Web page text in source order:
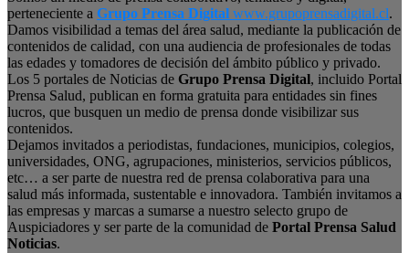
perteneciente a Grupo Prensa Digital www.grupoprensadigital.cl.
Damos visibilidad a temas del área salud, mediante la publicación de
contenidos de calidad, con una audiencia de profesionales de todas
las edades y tomadores de decisión del ámbito público y privado.
Los 5 portales de Noticias de Grupo Prensa Digital, incluido Portal
Prensa Salud, publican en forma gratuita para entidades sin fines
lucros, que busquen un medio de prensa donde visibilizar sus
contenidos.
Dejamos invitados a periodistas, fundaciones, municipios, colegios,
universidades, ONG, agrupaciones, ministerios, servicios públicos,
etc… a ser parte de nuestra red de prensa colaborativa para una
salud más informada, sustentable e innovadora. También invitamos a
las empresas y marcas a sumarse a nuestro selecto grupo de
Auspiciadores y ser parte de la comunidad de Portal Prensa Salud
Noticias.